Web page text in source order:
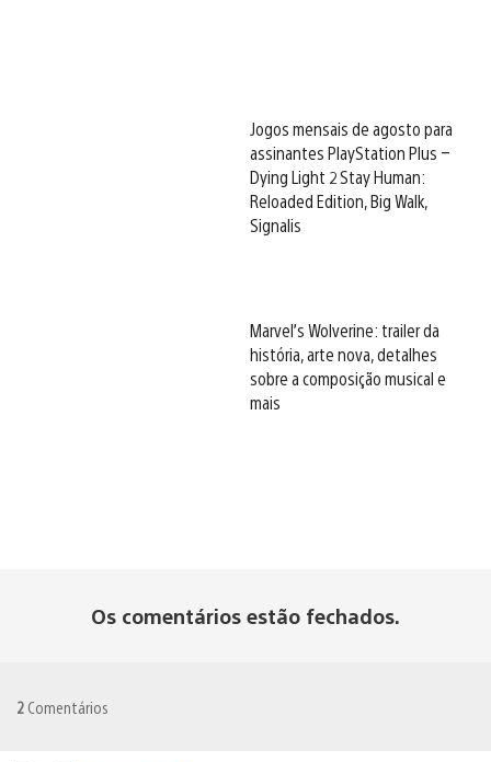
Jogos mensais de agosto para
assinantes PlayStation Plus –
Dying Light 2 Stay Human:
Reloaded Edition, Big Walk,
Signalis
Marvel’s Wolverine: trailer da
história, arte nova, detalhes
sobre a composição musical e
mais
Os comentários estão fechados.
2 Comentários